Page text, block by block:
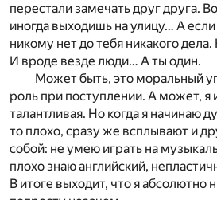
перестали замечать друг друга.
иногда выходишь на улицу… А
никому нет до тебя никакого
И вроде везде люди… А ты один.
Может быть, это моральный
роль при поступлении. А может,
талантливая. Но когда я начинаю
то плохо, сразу же всплывают и
собой: не умею играть на
плохо знаю английский,
В итоге выходит, что я абсолютно